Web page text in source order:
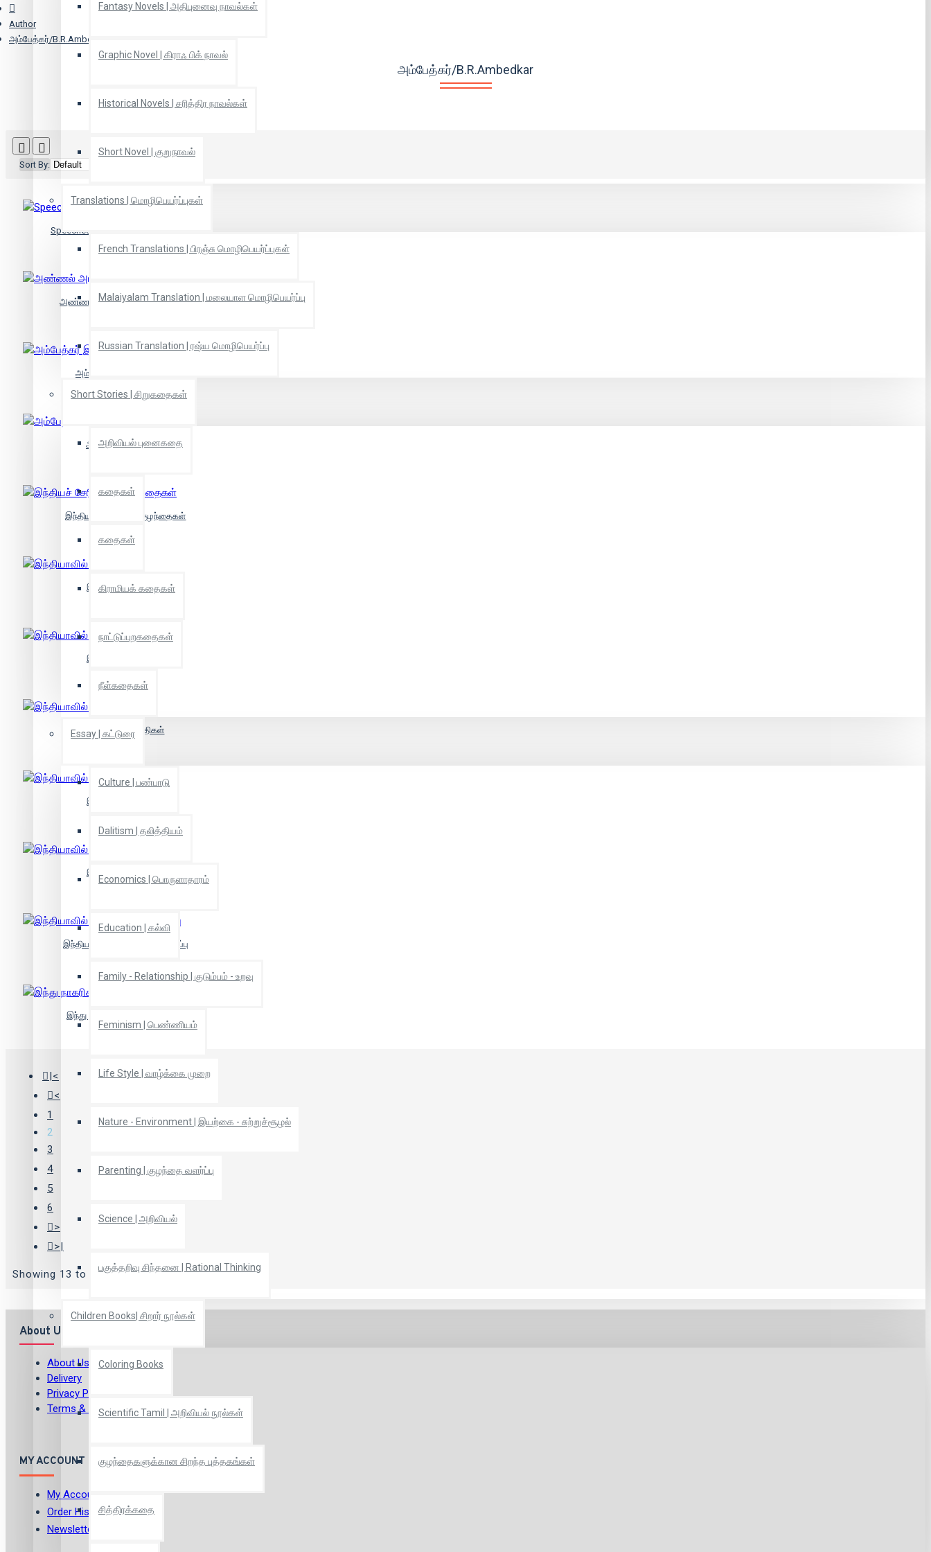
Fantasy Novels | அதிபுனைவு நாவல்கள்
Graphic Novel | கிராஃ பிக் நாவல்
Historical Novels | சரித்திர நாவல்கள்
Short Novel | குறுநாவல்
Translations | மொழிபெயர்ப்புகள்
French Translations | பிரஞ்சு மொழிபெயர்ப்புகள்
Malaiyalam Translation | மலையாள மொழிபெயர்ப்பு
Russian Translation | ரஷ்ய மொழிபெயர்ப்பு
Short Stories | சிறுகதைகள்
அறிவியல் புனைகதை
கதைகள்
கதைகள்
கிராமியக் கதைகள்
நாட்டுப்புறகதைகள்
நீள்கதைகள்
Essay | கட்டுரை
Culture | பண்பாடு
Dalitism | தலித்தியம்
Economics | பொருளாதாரம்
Education | கல்வி
Family - Relationship | குடும்பம் - உறவு
Feminism | பெண்ணியம்
Life Style | வாழ்க்கை முறை
Nature - Environment | இயற்கை - சுற்றுச்சூழல்
Parenting | குழந்தை வளர்ப்பு
Science | அறிவியல்
பகுத்தறிவு சிந்தனை | Rational Thinking
Children Books| சிறார் நூல்கள்
Coloring Books
Scientific Tamil | அறிவியல் நூல்கள்
குழந்தைகளுக்கான சிறந்த புத்தகங்கள்
சித்திரக்கதை
Author
அம்பேத்கர்/B.R.Ambedkar
அம்பேத்கர்/B.R.Ambedkar
Sort By:
Speeches at Round Table Conference
அண்ணல் அம்பேத்கர் முன்னுரைகள்
அம்பேத்கர் இன்றும் என்றும்
அம்பேத்கர் கடிதங்கள்
இந்தியச் சேரிகளின் குழந்தைகள்
இந்தியாவில் சாதிகள்
இந்தியாவில் சாதிகள்
இந்தியாவில் சாதிகள்
இந்தியாவில் சாதிகள்
இந்தியாவில் சாதிகள்
இந்தியாவில் சாதிகள், சாதி ஒழிப்பு
இந்து நாகரிகமா - நயவஞ்சகமா?
|<
<
1
2
3
4
5
6
>
>|
Showing 13 to 24 of 67 (6 Pages)
About Us
About Us
Delivery
Privacy Policy
Terms & Conditions
MY ACCOUNT
My Account
Order History
Newsletter